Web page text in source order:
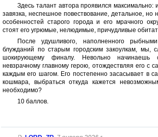
Здесь талант автора проявился
завязка, неспешное повествование, детальное, но
особенностей старого города и его мрачного
стоят его угрюмые, нелюдимые, причудливые
После удушливого, наполненного
блужданий по старым городским закоулкам, мы,
шокирующему финалу. Невольно начинаешь
невзрачному главному герою, отождествляя его с
каждым его шагом. Его постепенно засасывает в
кошмара, выбраться откуда кажется
необходимо?
10 баллов.